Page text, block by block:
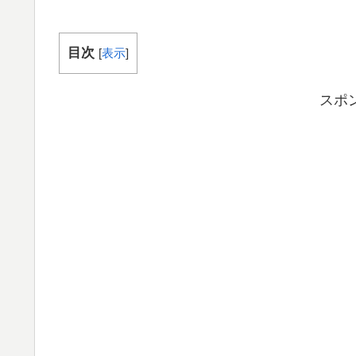
目次 [表示]
スポ